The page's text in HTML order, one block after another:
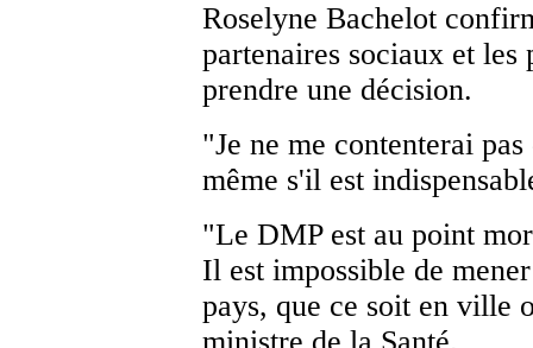
Roselyne Bachelot
partenaires sociaux et les
prendre une décision.
"Je ne me contenterai
même s'il est
"Le DMP est au point
Il est impossible de
pays, que ce soit en ville